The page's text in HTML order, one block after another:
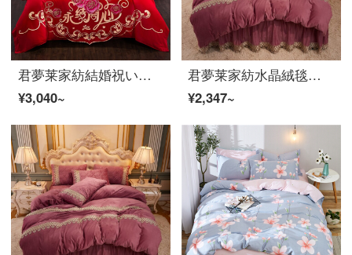
君夢莱家紡結婚祝いの四点セットの綿大紅色中国風ロマンチック結婚ベッド用品セット刺繍六点セットのピンクのベッドカバーの複数点セットの純綿シーツがモダンな結婚式1.8メートルベッドシーツの四点セットの布団カバー200*230
¥3,040~
君夢莱家紡水晶絨毯ベッドスカート四点セットab面秋冬ベッド用品保温布団セットシーツカバーセット小豆粉2.0メートルベッド用布団カバー220*240
¥2,347~